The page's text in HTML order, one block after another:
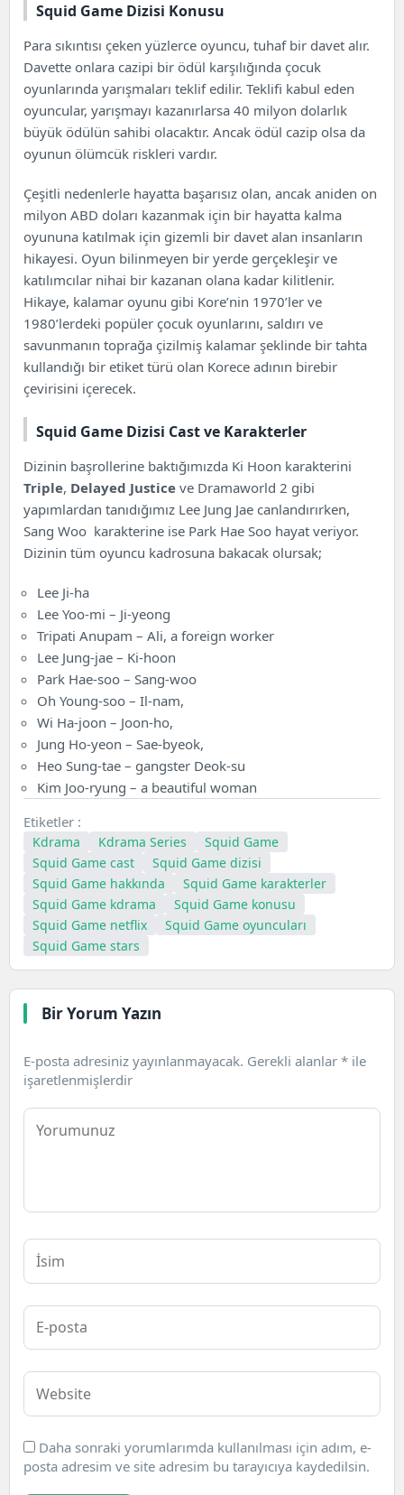
Squid Game Dizisi Konusu
Para sıkıntısı çeken yüzlerce oyuncu, tuhaf bir davet alır.
Davette onlara cazipi bir ödül karşılığında çocuk
oyunlarında yarışmaları teklif edilir. Teklifi kabul eden
oyuncular, yarışmayı kazanırlarsa 40 milyon dolarlık
büyük ödülün sahibi olacaktır. Ancak ödül cazip olsa da
oyunun ölümcük riskleri vardır.
Çeşitli nedenlerle hayatta başarısız olan, ancak aniden on
milyon ABD doları kazanmak için bir hayatta kalma
oyununa katılmak için gizemli bir davet alan insanların
hikayesi. Oyun bilinmeyen bir yerde gerçekleşir ve
katılımcılar nihai bir kazanan olana kadar kilitlenir.
Hikaye, kalamar oyunu gibi Kore’nin 1970’ler ve
1980’lerdeki popüler çocuk oyunlarını, saldırı ve
savunmanın toprağa çizilmiş kalamar şeklinde bir tahta
kullandığı bir etiket türü olan Korece adının birebir
çevirisini içerecek.
Squid Game Dizisi Cast ve Karakterler
Dizinin başrollerine baktığımızda Ki Hoon karakterini
Triple, Delayed Justice ve Dramaworld 2 gibi
yapımlardan tanıdığımız Lee Jung Jae canlandırırken,
Sang Woo karakterine ise Park Hae Soo hayat veriyor.
Dizinin tüm oyuncu kadrosuna bakacak olursak;
Lee Ji-ha
Lee Yoo-mi – Ji-yeong
Tripati Anupam – Ali, a foreign worker
Lee Jung-jae – Ki-hoon
Park Hae-soo – Sang-woo
Oh Young-soo – Il-nam,
Wi Ha-joon – Joon-ho,
Jung Ho-yeon – Sae-byeok,
Heo Sung-tae – gangster Deok-su
Kim Joo-ryung – a beautiful woman
Etiketler :
Kdrama Kdrama Series
Squid Game
Squid Game cast
Squid Game dizisi
Squid Game hakkında
Squid Game karakterler
Squid Game kdrama
Squid Game konusu
Squid Game netflix
Squid Game oyuncuları
Squid Game stars
Bir Yorum Yazın
E-posta adresiniz yayınlanmayacak. Gerekli alanlar * ile
işaretlenmişlerdir
Daha sonraki yorumlarımda kullanılması için adım, e-
posta adresim ve site adresim bu tarayıcıya kaydedilsin.